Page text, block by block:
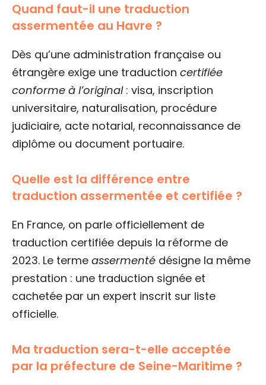
Quand faut-il une traduction
assermentée au Havre ?
Dès qu’une administration française ou
étrangère exige une traduction certifiée
conforme à l’original: visa, inscription
universitaire, naturalisation, procédure
judiciaire, acte notarial, reconnaissance de
diplôme ou document portuaire.
Quelle est la différence entre
traduction assermentée et certifiée ?
En France, on parle officiellement de
traduction certifiée depuis la réforme de
2023. Le terme assermenté désigne la même
prestation : une traduction signée et
cachetée par un expert inscrit sur liste
officielle.
Ma traduction sera-t-elle acceptée
par la préfecture de Seine-Maritime ?